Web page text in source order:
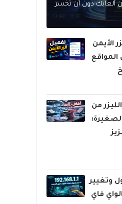
ألعابك دون أن تخسر
الأيمن
من
الدخول وتغيير
فاي